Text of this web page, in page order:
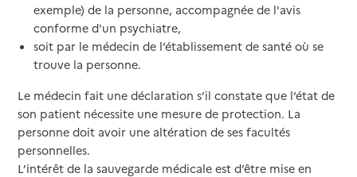
exemple) de la personne, accompagnée de l'avis
conforme d'un psychiatre,
soit par le médecin de l’établissement de santé où se
trouve la personne.
Le médecin fait une déclaration s’il constate que l’état de
son patient nécessite une mesure de protection. La
personne doit avoir une altération de ses facultés
personnelles.
L’intérêt de la sauvegarde médicale est d’être mise en